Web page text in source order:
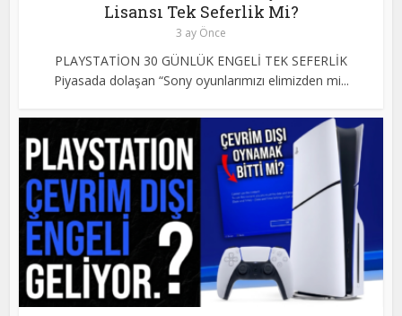
Lisansı Tek Seferlik Mi?
3 ay Önce
PLAYSTATİON 30 GÜNLÜK ENGELİ TEK SEFERLİK
Piyasada dolaşan “Sony oyunlarımızı elimizden mi...